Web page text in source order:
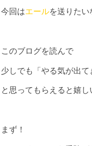
今回はエールを送りたい
このブログを読んで
少しでも「やる気が出て
と思ってもらえると嬉
まず！